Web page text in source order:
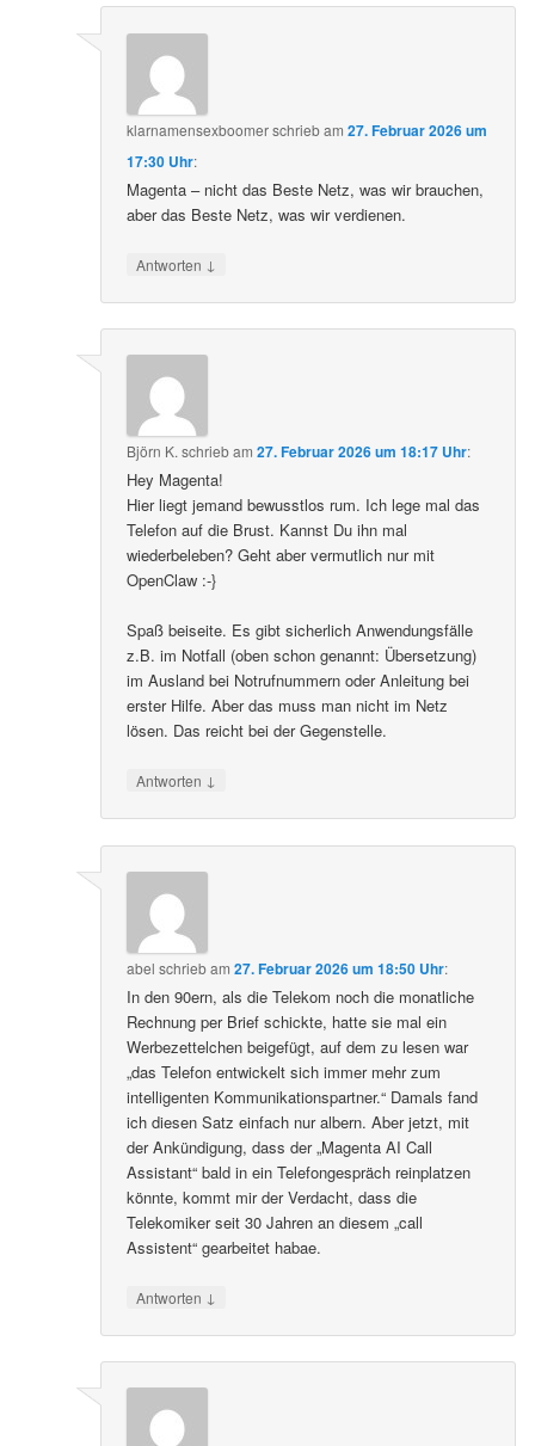
klarnamensexboomerschriebam27. Februar 2026 um
17:30 Uhr:
Magenta – nicht das Beste Netz, was wir brauchen,
aber das Beste Netz, was wir verdienen.
Antworten ↓
Björn K. schriebam27. Februar 2026 um 18:17 Uhr:
Hey Magenta!
Hier liegt jemand bewusstlos rum. Ich lege mal das
Telefon auf die Brust. Kannst Du ihn mal
wiederbeleben? Geht aber vermutlich nur mit
OpenClaw :-}
Spaß beiseite. Es gibt sicherlich Anwendungsfälle
z.B. im Notfall (oben schon genannt: Übersetzung)
im Ausland bei Notrufnummern oder Anleitung bei
erster Hilfe. Aber das muss man nicht im Netz
lösen. Das reicht bei der Gegenstelle.
Antworten ↓
abel schriebam27. Februar 2026 um 18:50 Uhr:
In den 90ern, als die Telekom noch die monatliche
Rechnung per Brief schickte, hatte sie mal ein
Werbezettelchen beigefügt, auf dem zu lesen war
„das Telefon entwickelt sich immer mehr zum
intelligenten Kommunikationspartner.“ Damals fand
ich diesen Satz einfach nur albern. Aber jetzt, mit
der Ankündigung, dass der „Magenta AI Call
Assistant“ bald in ein Telefongespräch reinplatzen
könnte, kommt mir der Verdacht, dass die
Telekomiker seit 30 Jahren an diesem „call
Assistent“ gearbeitet habae.
Antworten ↓